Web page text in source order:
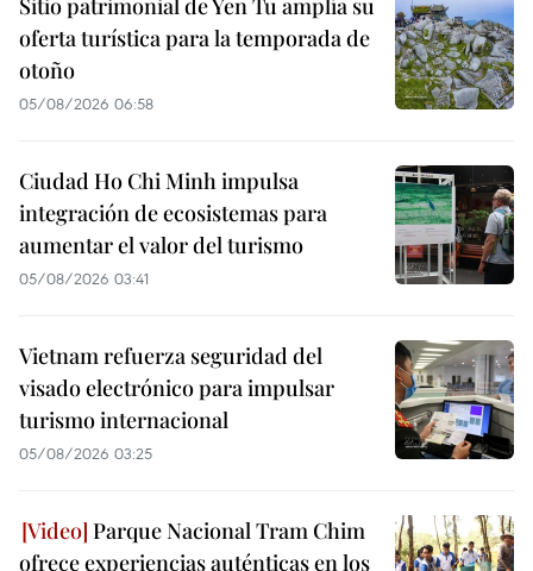
Sitio patrimonial de Yen Tu amplía su
oferta turística para la temporada de
otoño
05/08/2026 06:58
Ciudad Ho Chi Minh impulsa
integración de ecosistemas para
aumentar el valor del turismo
05/08/2026 03:41
Vietnam refuerza seguridad del
visado electrónico para impulsar
turismo internacional
05/08/2026 03:25
Parque Nacional Tram Chim
ofrece experiencias auténticas en los